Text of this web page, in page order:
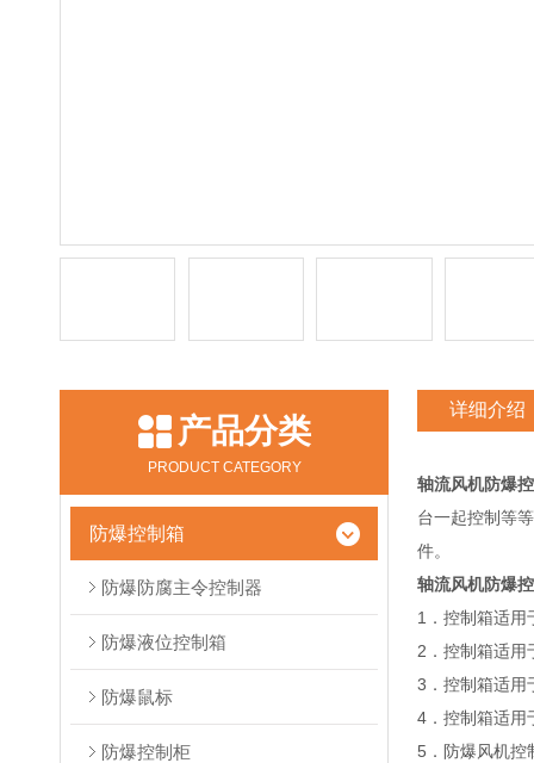
产品分类
PRODUCT CATEGORY
防爆控制箱
防爆防腐主令控制器
防爆液位控制箱
防爆鼠标
防爆控制柜
详细介绍
轴流风机防爆
台一起控制等
件。
轴流风机防爆
1．控制箱适用
2．控制箱适用
3．控制箱适用
4．控制箱适
5．防爆风机控